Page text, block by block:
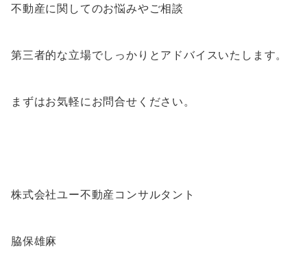
不動産に関してのお悩みやご相談
第三者的な立場でしっかりとアドバイスいたします。
まずはお気軽にお問合せください。
株式会社ユー不動産コンサルタント
脇保雄麻